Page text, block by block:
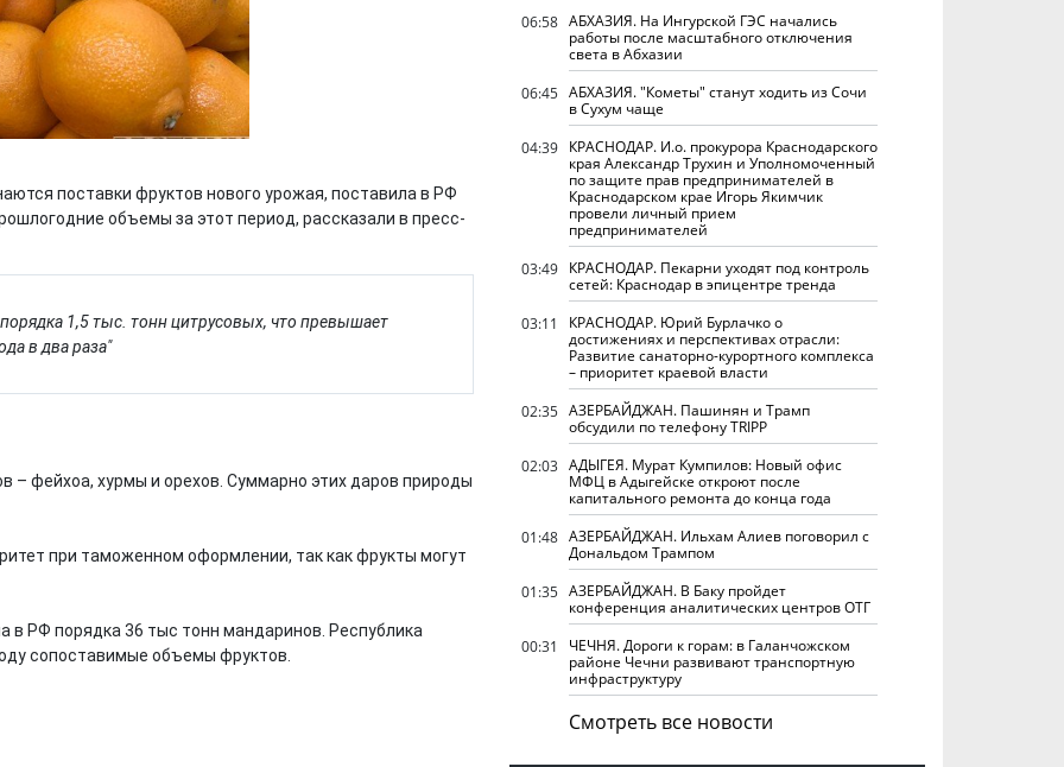
поставки фруктов нового урожая, поставила в РФ
объемы за этот период, рассказали в пресс-
1,5 тыс. тонн цитрусовых, что превышает
в два раза"
– фейхоа, хурмы и орехов. Суммарно этих даров природы
при таможенном оформлении, так как фрукты могут
в РФ порядка 36 тыс тонн мандаринов. Республика
сопоставимые объемы фруктов.
06:58 АБХАЗИЯ. На Ингурской ГЭС начались
работы после масштабного отключения
света в Абхазии
06:45 АБХАЗИЯ. "Кометы" станут ходить из Сочи
в Сухум чаще
04:39 КРАСНОДАР. И.о. прокурора Краснодарского
края Александр Трухин и Уполномоченный
по защите прав предпринимателей в
Краснодарском крае Игорь Якимчик
провели личный прием
предпринимателей
03:49 КРАСНОДАР. Пекарни уходят под контроль
сетей: Краснодар в эпицентре тренда
03:11
КРАСНОДАР. Юрий Бурлачко о
достижениях и перспективах отрасли:
Развитие санаторно-курортного комплекса
– приоритет краевой власти
02:35 АЗЕРБАЙДЖАН. Пашинян и Трамп
обсудили по телефону TRIPP
02:03 АДЫГЕЯ. Мурат Кумпилов: Новый офис
МФЦ в Адыгейске откроют после
капитального ремонта до конца года
01:48 АЗЕРБАЙДЖАН. Ильхам Алиев поговорил с
Дональдом Трампом
01:35 АЗЕРБАЙДЖАН. В Баку пройдет
конференция аналитических центров ОТГ
00:31
ЧЕЧНЯ. Дороги к горам: в Галанчожском
районе Чечни развивают транспортную
инфраструктуру
Смотреть все новости